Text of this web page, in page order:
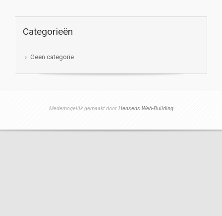
Categorieën
Geen categorie
Medemogelijk gemaakt door Hensens Web-Building